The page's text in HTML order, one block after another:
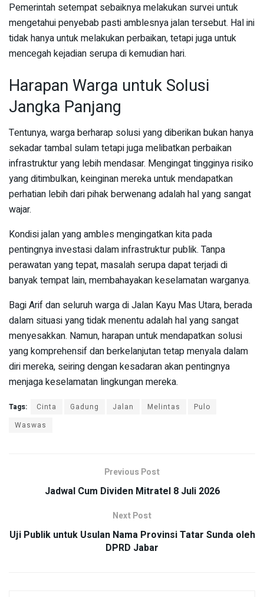
Pemerintah setempat sebaiknya melakukan survei untuk
mengetahui penyebab pasti amblesnya jalan tersebut. Hal ini
tidak hanya untuk melakukan perbaikan, tetapi juga untuk
mencegah kejadian serupa di kemudian hari.
Harapan Warga untuk Solusi
Jangka Panjang
Tentunya, warga berharap solusi yang diberikan bukan hanya
sekadar tambal sulam tetapi juga melibatkan perbaikan
infrastruktur yang lebih mendasar. Mengingat tingginya risiko
yang ditimbulkan, keinginan mereka untuk mendapatkan
perhatian lebih dari pihak berwenang adalah hal yang sangat
wajar.
Kondisi jalan yang ambles mengingatkan kita pada
pentingnya investasi dalam infrastruktur publik. Tanpa
perawatan yang tepat, masalah serupa dapat terjadi di
banyak tempat lain, membahayakan keselamatan warganya.
Bagi Arif dan seluruh warga di Jalan Kayu Mas Utara, berada
dalam situasi yang tidak menentu adalah hal yang sangat
menyesakkan. Namun, harapan untuk mendapatkan solusi
yang komprehensif dan berkelanjutan tetap menyala dalam
diri mereka, seiring dengan kesadaran akan pentingnya
menjaga keselamatan lingkungan mereka.
Tags: Cinta Gadung Jalan Melintas
Pulo
Waswas
Previous Post
Jadwal Cum Dividen Mitratel 8 Juli 2026
Next Post
Uji Publik untuk Usulan Nama Provinsi Tatar Sunda oleh
DPRD Jabar